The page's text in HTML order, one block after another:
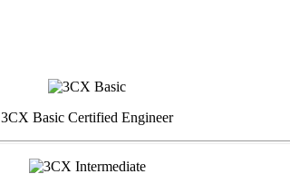
3CX Basic Certified Engineer